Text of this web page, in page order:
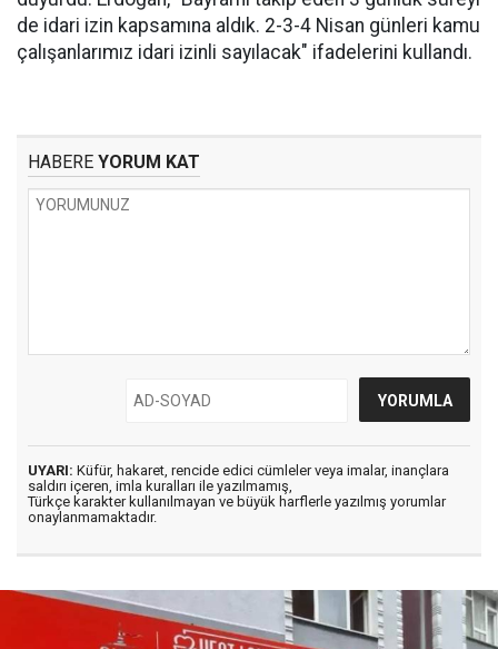
de idari izin kapsamına aldık. 2-3-4 Nisan günleri kamu
çalışanlarımız idari izinli sayılacak" ifadelerini kullandı.
HABERE YORUM KAT
UYARI: Küfür, hakaret, rencide edici cümleler veya imalar, inançlara
saldırı içeren, imla kuralları ile yazılmamış,
Türkçe karakter kullanılmayan ve büyük harflerle yazılmış yorumlar
onaylanmamaktadır.